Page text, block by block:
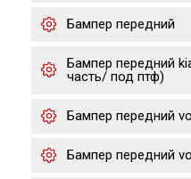
Бампер передний
Бампер передний
часть/ под птф)
Бампер передний
Бампер передний